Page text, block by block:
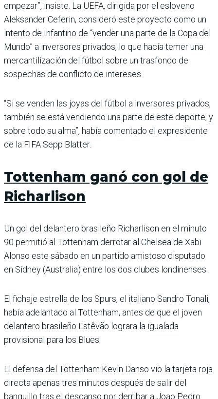
empezar”, insiste. La UEFA, dirigida por el esloveno
Aleksander Ceferin, consideró este proyecto como un
intento de Infantino de “vender una parte de la Copa del
Mundo” a inversores privados, lo que hacía temer una
mercantilización del fútbol sobre un trasfondo de
sospechas de conflicto de intereses.
“Si se venden las joyas del fútbol a inversores privados,
también se está vendiendo una parte de este deporte, y
sobre todo su alma”, había comentado el expresidente
de la FIFA Sepp Blatter.
Tottenham ganó con gol de
Richarlison
Un gol del delantero brasileño Richarlison en el minuto
90 permitió al Tottenham derrotar al Chelsea de Xabi
Alonso este sábado en un partido amistoso disputado
en Sídney (Australia) entre los dos clubes londinenses.
El fichaje estrella de los Spurs, el italiano Sandro Tonali,
había adelantado al Tottenham, antes de que el joven
delantero brasileño Estêvão lograra la igualada
provisional para los Blues.
El defensa del Tottenham Kevin Danso vio la tarjeta roja
directa apenas tres minutos después de salir del
banquillo tras el descanso por derribar a Joao Pedro.